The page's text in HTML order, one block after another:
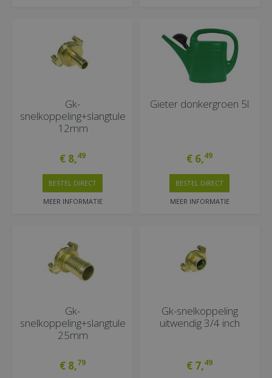
Gk-
snelkoppeling+slangtule
12mm
€ 8,49
MEER INFORMATIE
BESTEL DIRECT
Gieter donkergroen 5l
€ 6,49
MEER INFORMATIE
BESTEL DIRECT
Gk-
snelkoppeling+slangtule
25mm
€ 8,79
Gk-snelkoppeling
uitwendig 3/4 inch
€ 7,49